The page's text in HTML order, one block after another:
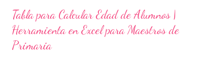
Tabla para Calcular Edad de Alumnos |
Herramienta en Excel para Maestros de
Primaria